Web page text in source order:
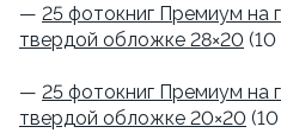
— 25 фотокниг Премиум на
твердой обложке 28×20 (10
— 25 фотокниг Премиум на
твердой обложке 20×20